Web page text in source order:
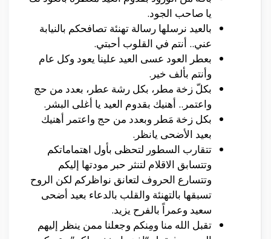
يا صاحب الجود.
بالعيد نرسلها رسالة تهنئة تصافحكم بالنيابة
عني.. أنتم في القلوب أحبتي.
بعطر العود عسى العيد علينا يعود وكل عام
وأنتم بألف خير.
بكلّ زخة مطر، بكل رشة عطر، بعدد من حج
واعتمر.. أهنيك بقدوم العيد يا أغلى البشر.
بكل زخة مَطر وبعدد من حج واعتمر أهنيك
بعيد الأضحى يانظر.
تتقارب السطور لتحظى بأول اهتماماتكم
وتتسابق الاقلام لتنثر حبر مودتها إليكم
وتتسارع الحروف لتعانق نواظركم لكن الروح
تسبقها بالتهنئة والقلب بالدعاء بعيد أضحى
سعيد وعمراً بالفرح يزيد.
تقبل الله منا ومِنكم وجعلنا ممن ينظر إليهم